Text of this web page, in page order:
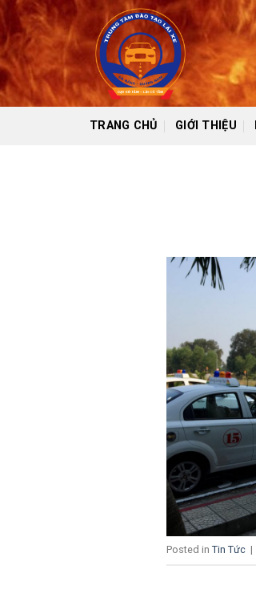
Skip
to
content
TRANG CHỦ GIỚI THIỆU
Posted in Tin Tức |